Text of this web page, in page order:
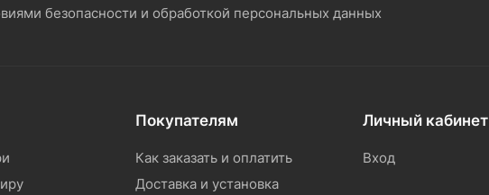
безопасности и обработкой персональных данных
Покупателям
Как заказать и оплатить
Доставка и установка
Личный кабинет
Вход